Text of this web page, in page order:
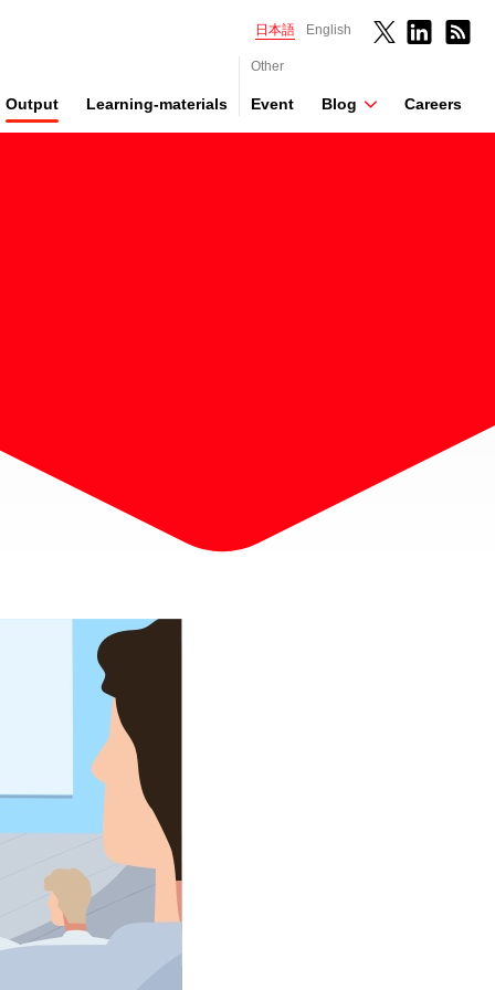
日本語 English
Output Learning-materials
Other
Event Blog Careers